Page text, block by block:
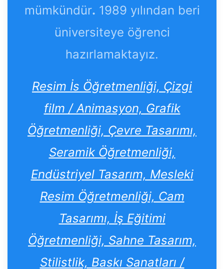
mümkündür. 1989 yılından beri
üniversiteye öğrenci
hazırlamaktayız.
Resim İs Öğretmenliği, Çizgi
film / Animasyon, Grafik
Öğretmenliği, Çevre Tasarımı,
Seramik Öğretmenliği,
Endüstriyel Tasarım, Mesleki
Resim Öğretmenliği, Cam
Tasarımı, İş Eğitimi
Öğretmenliği, Sahne Tasarım,
Stilistlik, Baskı Sanatları /